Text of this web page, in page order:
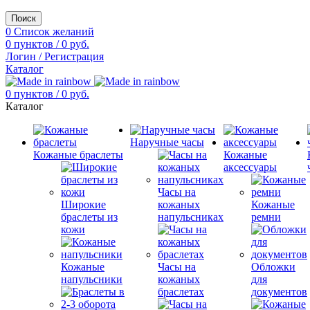
Поиск
0 Список желаний
0 пунктов / 0 руб.
Логин / Регистрация
Каталог
0 пунктов / 0 руб.
Каталог
Кожаные браслеты
Широкие
браслеты из
кожи
Кожаные
напульсники
Наручные часы
Часы на
кожаных
напульсниках
Часы на
кожаных
браслетах
Кожаные
аксессуары
Кожаные
ремни
Обложки
для
документов